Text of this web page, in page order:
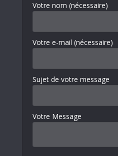
Votre nom (nécessaire)
Votre e-mail (nécessaire)
Sujet de votre message
Votre Message